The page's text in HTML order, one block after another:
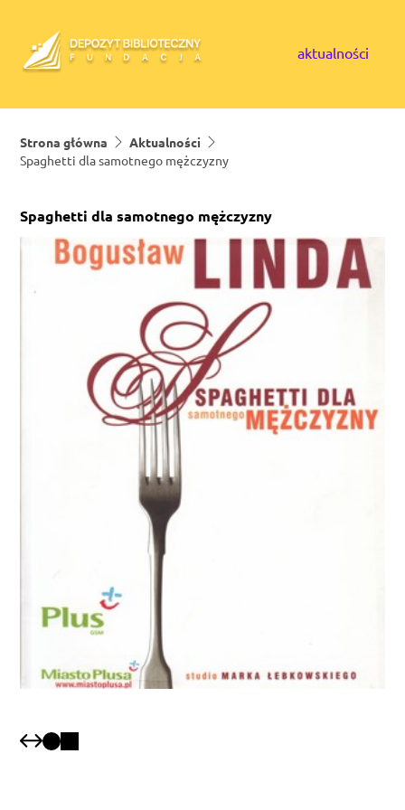
aktualności
Strona główna
Aktualności
Spaghetti dla samotnego mężczyzny
Spaghetti dla samotnego mężczyzny